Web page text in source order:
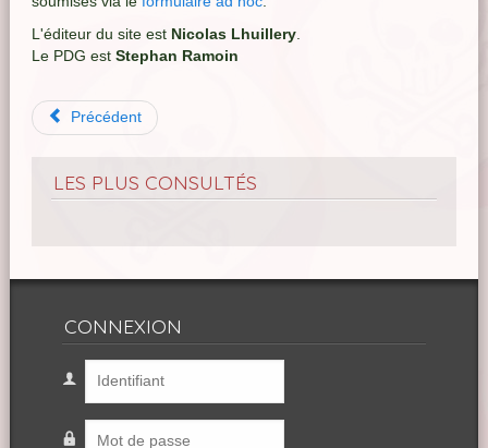
L'éditeur du site est Nicolas Lhuillery.
Le PDG est Stephan Ramoin
Précédent
LES PLUS CONSULTÉS
CONNEXION